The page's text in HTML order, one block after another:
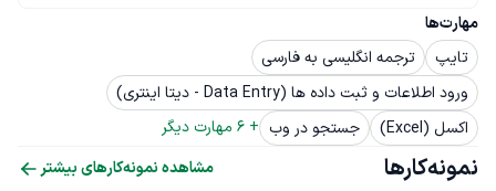
مهارت‌ها
تایپ
ترجمه انگلیسی به فارسی
ورود اطلاعات و ثبت داده ها (Data Entry - دیتا اینتری)
اکسل (Excel)
جستجو در وب +
6 مهارت دیگر
نمونه‌کارها مشاهده نمونه‌کارهای بیشتر